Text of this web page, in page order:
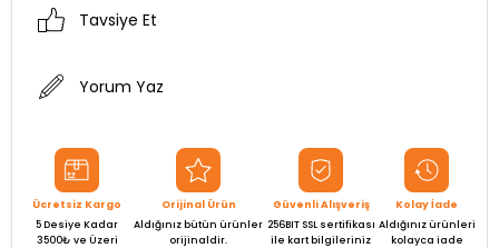
Tavsiye Et
Yorum Yaz
Ücretsiz Kargo
5 Desiye Kadar
3500₺ ve Üzeri
Orijinal Ürün
Aldığınız bütün ürünler
orijinaldir.
Güvenli Alışveriş
256BIT SSL sertifikası
ile kart bilgileriniz
Kolay İade
Aldığınız ürünleri
kolayca iade